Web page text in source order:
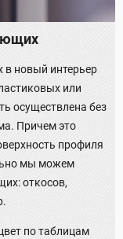
в новый интерьер
или
осуществлена без
Причем это
профиля
мы можем
откосов,
по таблицам